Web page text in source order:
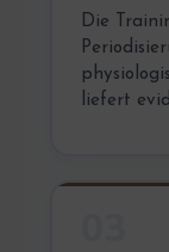
Die
liefert